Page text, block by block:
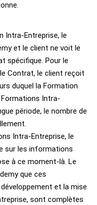
Intra-Entreprise, le
et le client ne voit le
spécifique. Pour le
Contrat, le client reçoit
duquel la Formation
Formations Intra-
période, le nombre de
Intra-Entreprise, le
sur les informations
à ce moment-là. Le
que ces
et la mise
sont complètes